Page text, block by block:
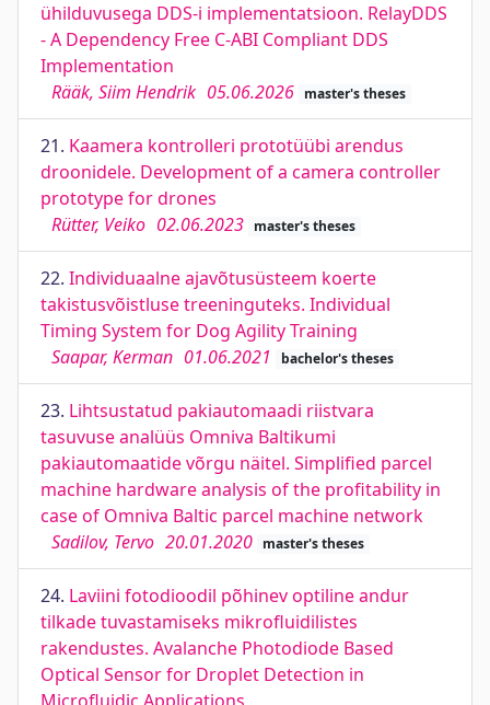
ühilduvusega DDS-i implementatsioon. RelayDDS
- A Dependency Free C-ABI Compliant DDS
Implementation
Rääk, Siim Hendrik 05.06.2026 master's theses
21. Kaamera kontrolleri prototüübi arendus
droonidele. Development of a camera controller
prototype for drones
Rütter, Veiko 02.06.2023 master's theses
22. Individuaalne ajavõtusüsteem koerte
takistusvõistluse treeninguteks. Individual
Timing System for Dog Agility Training
Saapar, Kerman 01.06.2021 bachelor's theses
23. Lihtsustatud pakiautomaadi riistvara
tasuvuse analüüs Omniva Baltikumi
pakiautomaatide võrgu näitel. Simplified parcel
machine hardware analysis of the profitability in
case of Omniva Baltic parcel machine network
Sadilov, Tervo 20.01.2020 master's theses
24. Laviini fotodioodil põhinev optiline andur
tilkade tuvastamiseks mikrofluidilistes
rakendustes. Avalanche Photodiode Based
Optical Sensor for Droplet Detection in